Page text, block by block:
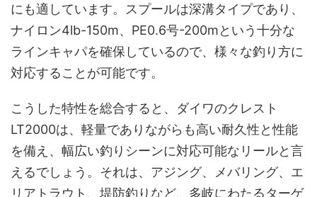
にも適しています。スプールは深溝タイプであり、
ナイロン4lb-150m、PE0.6号-200mという十分な
ラインキャパを確保しているので、様々な釣り方に
対応することが可能です。
こうした特性を総合すると、ダイワのクレスト
LT2000は、軽量でありながらも高い耐久性と性能
を備え、幅広い釣りシーンに対応可能なリールと言
えるでしょう。それは、アジング、メバリング、エ
リアトラウト、堤防釣りなど、多岐にわたるターゲ